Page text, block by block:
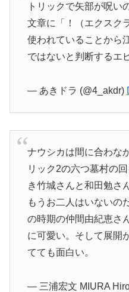
トリックで矢部が呪い
文章に「！（エクスク
使われていることから
ではないと判断するエ
— あきドラ (@4_akdr)
ナウシカは間に合わな
リック2の六つ墓村の
き竹城さんと和田勉さ
もうお二人はいないの
の時期の仲間由紀恵さ
に可愛い。そして展開
てても面白い。
— 三浦宏文 MIURA